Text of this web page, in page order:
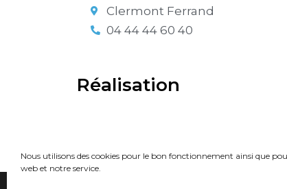
Nous utilisons des cookies pour le bon fonctionnement ainsi que
web et notre service.
Clermont Ferrand
04 44 44 60 40
Réalisation
christophe @ waoo.agency